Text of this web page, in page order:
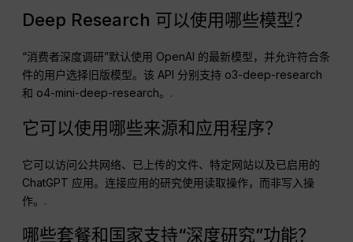
Deep Research 可以使用哪些模型？
“消费者深度调研”默认使用 OpenAI 的最新模型，并允许符合条
件的用户选择旧版模型。该 API 分别支持 o3-deep-research
和 o4-mini-deep-research。.
它可以使用哪些来源和应用程序？
它可以访问公共网络、已上传的文件、特定网站以及已启用的
ChatGPT 应用。连接应用的研究使用读取操作，而非写入操
作。.
哪些套餐和国家支持“深度研究”功能？